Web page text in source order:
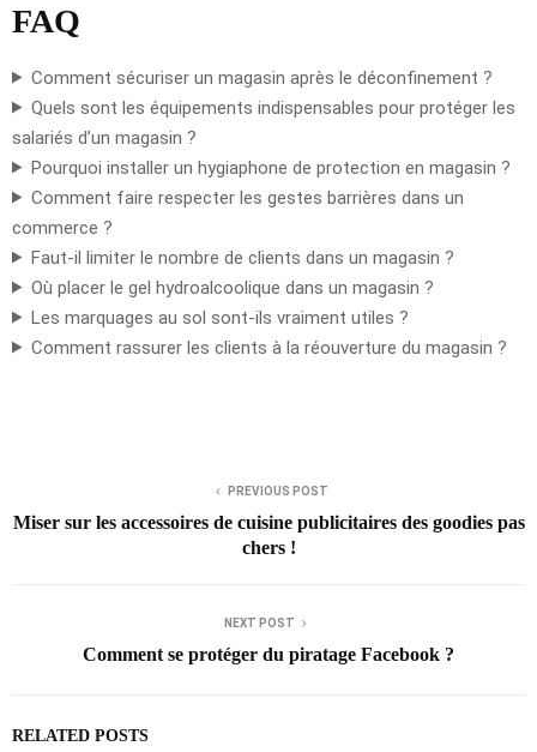
FAQ
Comment sécuriser un magasin après le déconfinement ?
Quels sont les équipements indispensables pour protéger les
salariés d’un magasin ?
Pourquoi installer un hygiaphone de protection en magasin ?
Comment faire respecter les gestes barrières dans un
commerce ?
Faut-il limiter le nombre de clients dans un magasin ?
Où placer le gel hydroalcoolique dans un magasin ?
Les marquages au sol sont-ils vraiment utiles ?
Comment rassurer les clients à la réouverture du magasin ?
PREVIOUS POST
Miser sur les accessoires de cuisine publicitaires des goodies pas
chers !
NEXT POST
Comment se protéger du piratage Facebook ?
RELATED POSTS